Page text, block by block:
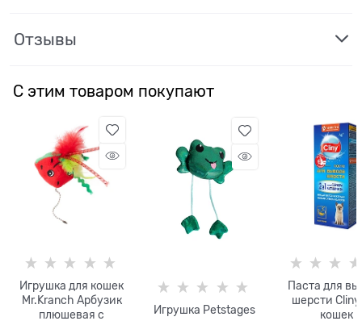
Отзывы
С этим товаром покупают
Игрушка для кошек
Mr.Kranch Арбузик
плюшевая с
Игрушка Petstages
Паста для
шерсти Cliny
кошек